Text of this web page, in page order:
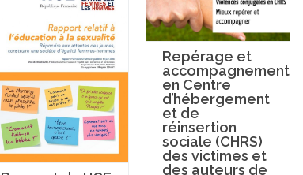
Repérage et
accompagnement
en Centre
d’hébergement
et de
réinsertion
sociale (CHRS)
des victimes et
des auteurs de